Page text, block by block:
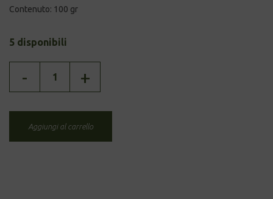
Contenuto: 100 gr
5 disponibili
TIN
quantità
- +
Aggiungi al carrello